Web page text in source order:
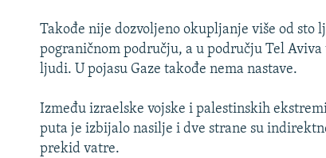
Takođe nije dozvoljeno okupljanje više od sto
pograničnom području, a u području Tel
ljudi. U pojasu Gaze takođe nema nastave.
Između izraelske vojske i palestinskih
puta je izbijalo nasilje i dve strane su
prekid vatre.